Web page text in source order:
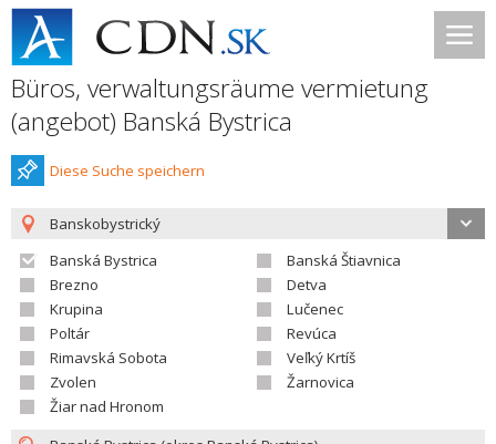
Büros, verwaltungsräume vermietung
(angebot) Banská Bystrica
Diese Suche speichern
Banskobystrický
Banská Bystrica
Banská Štiavnica
Brezno
Detva
Krupina
Lučenec
Poltár
Revúca
Rimavská Sobota
Veľký Krtíš
Zvolen
Žarnovica
Žiar nad Hronom